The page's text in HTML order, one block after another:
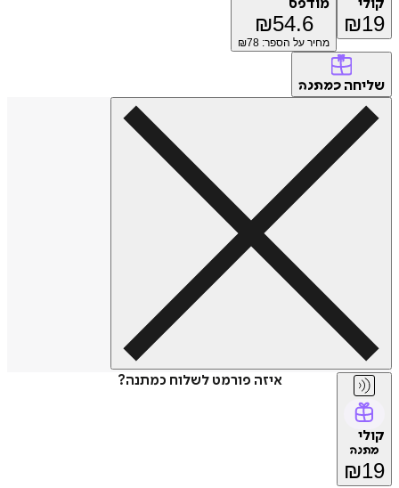
קולי
₪19
מודפס
₪54.6
מחיר על הספר: ₪ 78
שליחה כמתנה
איזה פורמט לשלוח כמתנה?
קולי
מתנה
₪19